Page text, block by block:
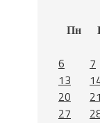
Пн
6
7
13
20
21
27